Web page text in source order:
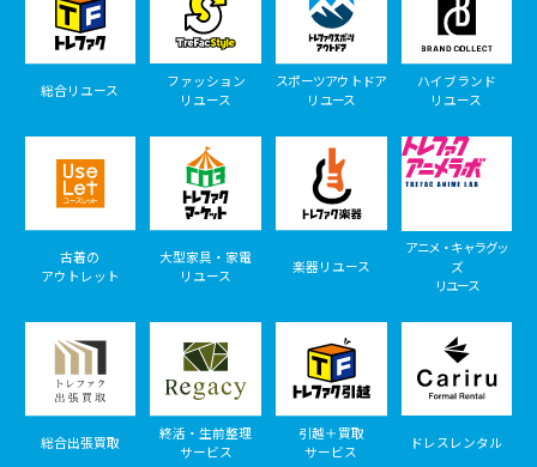
総合リユース
ファッション
リユース
スポーツアウトドア
リユース
ハイブランド
リユース
古着の
アウトレット
大型家具・家電
リユース
楽器リユース
アニメ・キャラグッ
ズ
リユース
総合出張買取
終活・生前整理
サービス
引越＋買取
サービス
ドレスレンタル